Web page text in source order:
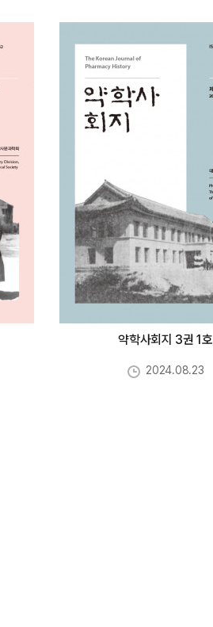
약학사회지 3권 1호
2024.08.23